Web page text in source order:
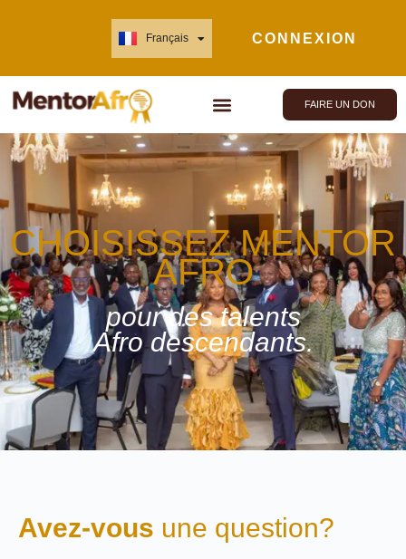
Français
English CONNEXION
FAIRE UN DON
CHOISISSEZ MENTOR
AFRO
pour des talents
Afro descendants.
Avez-vous une question?